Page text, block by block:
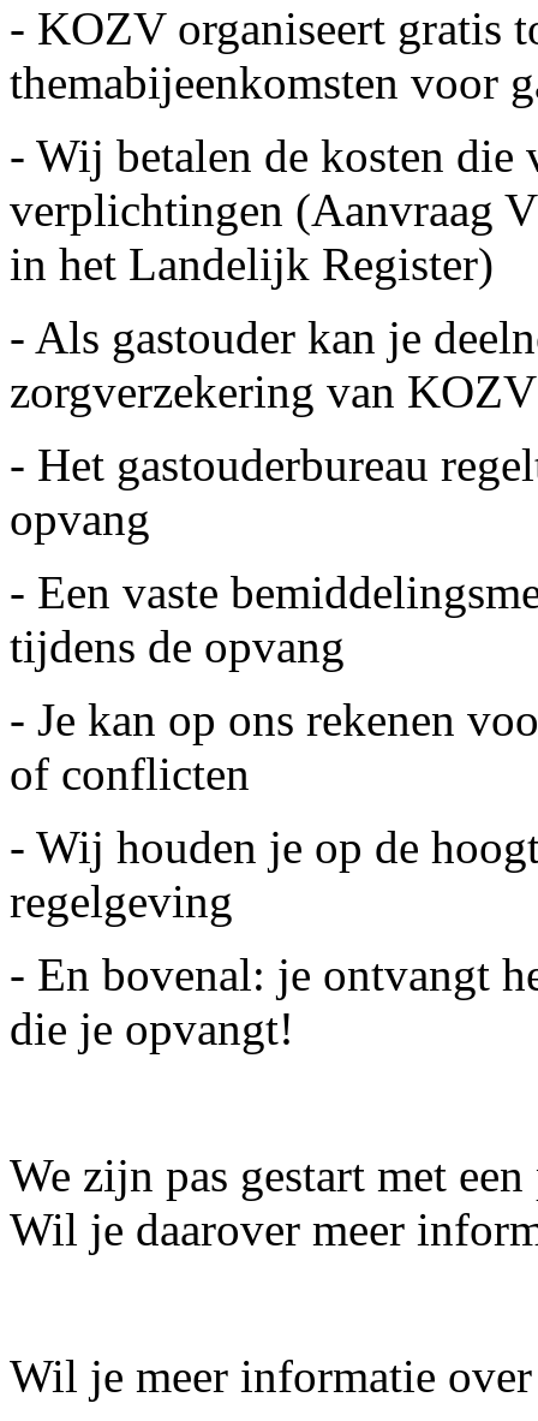
- KOZV organiseert gratis
themabijeenkomsten voor
- Wij betalen de kosten
verplichtingen (Aanvraag
in het Landelijk Register)
- Als gastouder kan je
zorgverzekering van
- Het gastouderbureau
opvang
- Een vaste
tijdens de opvang
- Je kan op ons rekenen
of conflicten
- Wij houden je op de
regelgeving
- En bovenal: je ontvangt
die je opvangt!
We zijn pas gestart met
Wil je daarover meer
Wil je meer informatie